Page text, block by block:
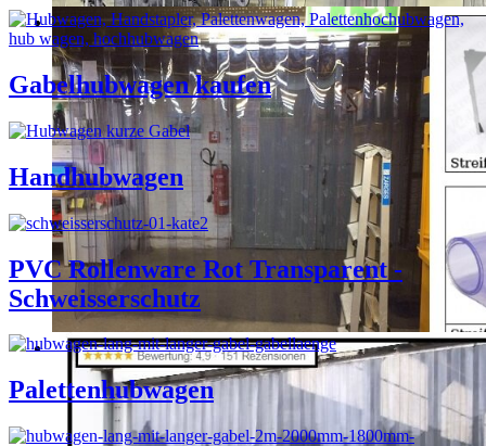
Gabelhubwagen kaufen
Handhubwagen
PVC Rollenware Rot Transparent -
Schweisserschutz
Palettenhubwagen